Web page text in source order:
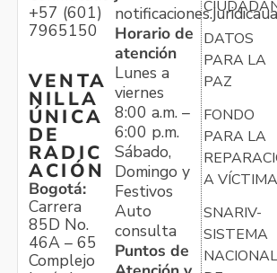
+57 (601)
7965150
VENTA
NILLA
ÚNICA
DE
RADIC
ACIÓN
Bogotá:
Carrera
85D No.
46A – 65
Complejo
Horario de
atención
Lunes a
viernes
8:00 a.m. –
6:00 p.m.
Sábado,
Domingo y
Festivos
Auto
consulta
Puntos de
DATOS
PARA LA
PAZ
FONDO
PARA LA
A
SNARIV-
SISTEMA
NACIONAL